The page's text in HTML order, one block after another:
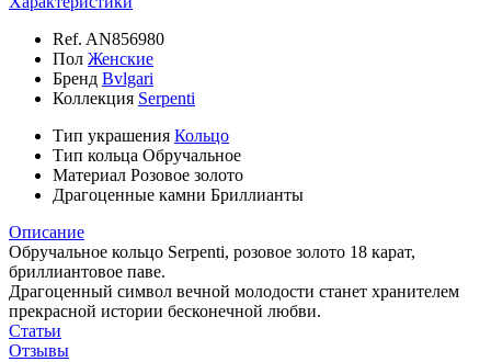
Ref. AN856980
Пол Женские
Бренд Bvlgari
Коллекция Serpenti
Тип украшения Кольцо
Тип кольца Обручальное
Материал Розовое золото
Драгоценные камни Бриллианты
Описание
Обручальное кольцо Serpenti, розовое золото 18 карат,
бриллиантовое паве.
Драгоценный символ вечной молодости станет хранителем
прекрасной истории бесконечной любви.
Статьи
Отзывы